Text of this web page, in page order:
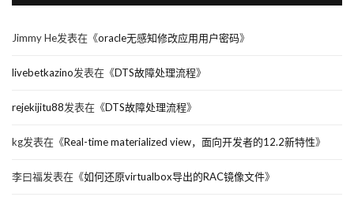
Jimmy He发表在《oracle无感知修改应用用户密码》
livebetkazino发表在《DTS故障处理流程》
rejekijitu88发表在《DTS故障处理流程》
kg发表在《Real-time materialized view，面向开发者的12.2新特性》
李曰福发表在《如何还原virtualbox导出的RAC镜像文件》